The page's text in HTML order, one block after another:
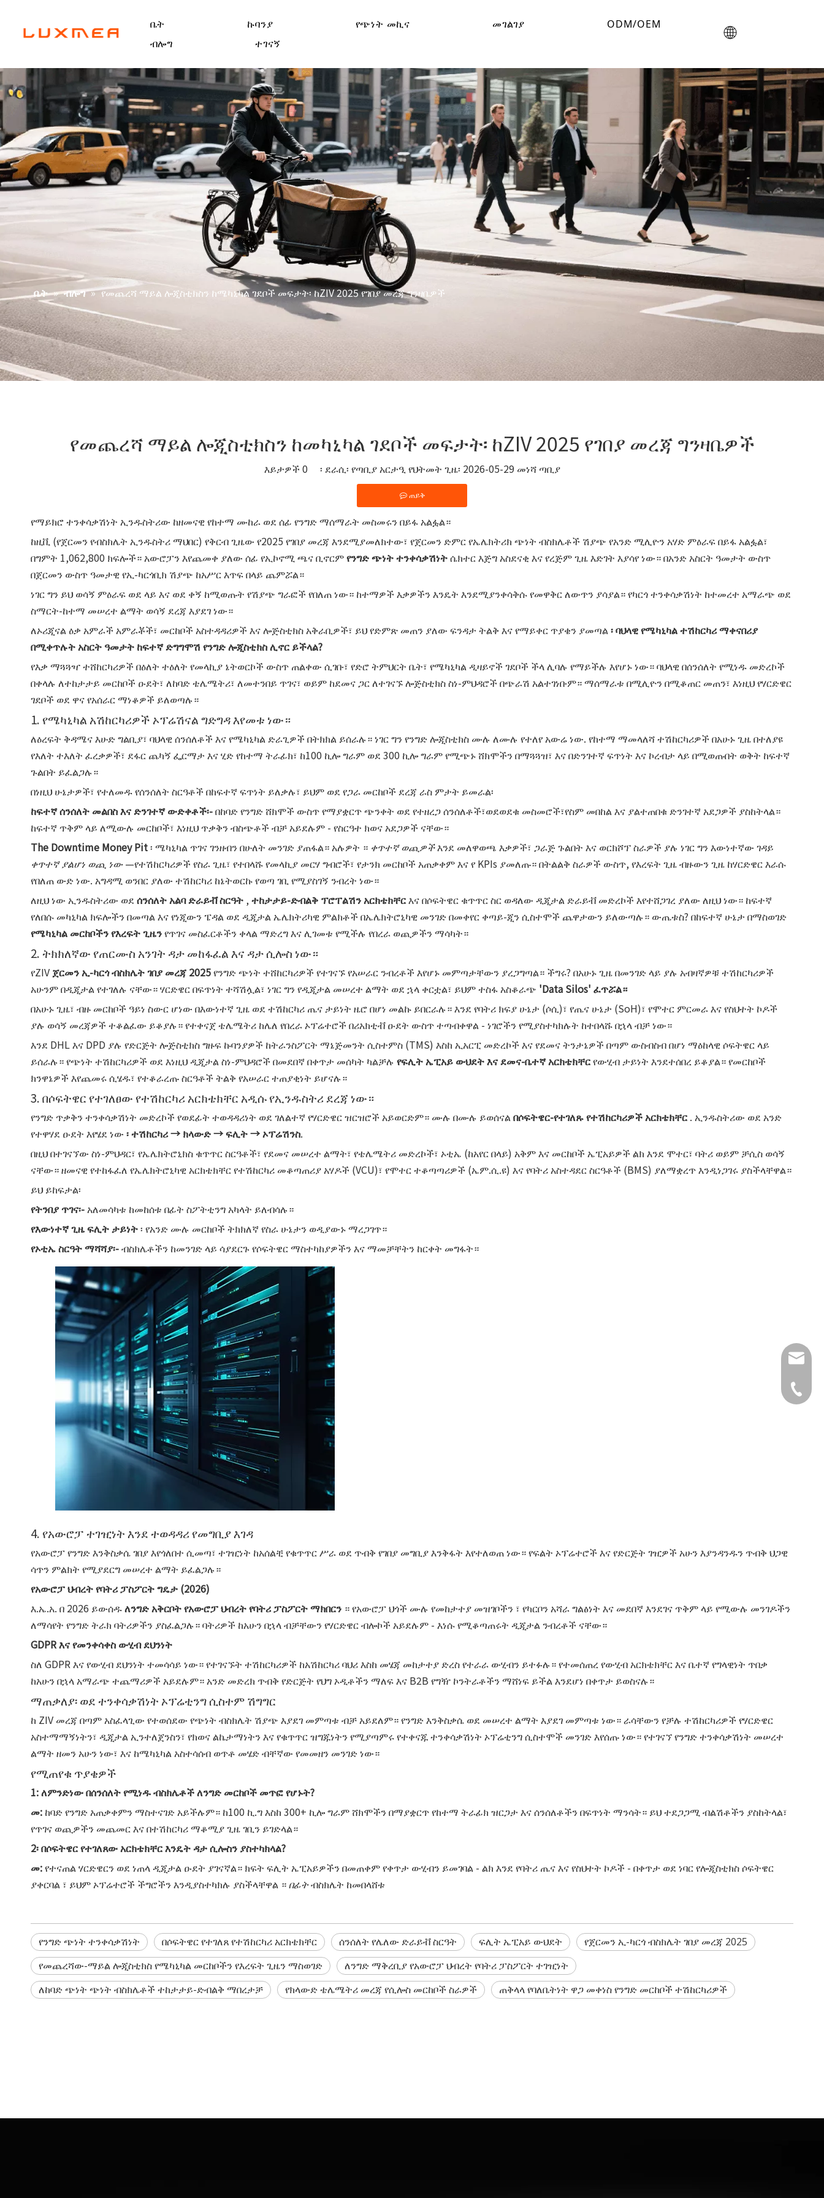
ቤት ኩባንያ የጭነት መኪና መገልገያ
ODM/OEM
ብሎግ
ተገናኝ
ቤት » ብሎግ » የመጨረሻ ማይል ሎጂስቲክስን ከሜካኒካል ገደቦች መፍታት፡ ከZIV 2025 የገበያ መረጃ ግንዛቤዎች
የመጨረሻ ማይል ሎጂስቲክስን ከመካኒካል ገደቦች መፍታት፡ ከZIV 2025 የገበያ መረጃ ግንዛቤዎች
እይታዎች 0 ፡ ደራሲ፡ የጣቢያ አርታዒ የህትመት ጊዜ፡ 2026-05-29 መነሻ ጣቢያ
ጠይቅ
የማይክሮ ተንቀሳቃሽነት ኢንዱስትሪው ከዘመናዊ የከተማ ሙከራ ወደ ሰፊ የንግድ ማሰማራት መስመሩን በይፋ አልፏል።
ከዚቪ (የጀርመን የብስክሌት ኢንዱስትሪ ማህበር) የቅርብ ጊዜው የ2025 የገበያ መረጃ እንደሚያመለክተው፣ የጀርመን ድምር የኤሌክትሪክ ጭነት ብስክሌቶች ሽያጭ የአንድ ሚሊዮን አሃድ ምዕራፍ በይፋ አልፏል፣
በግምት 1,062,800 ክፍሎች። አውሮፓን እየጨመቀ ያለው ሰፊ የኢኮኖሚ ጫና ቢኖርምየንግድ ጭነት ተንቀሳቃሽነትሴክተር እጅግ አስደናቂ እና የረጅም ጊዜ እድገት እያሳየ ነው። በአንድ አስርት ዓመታት ውስጥ
በጀርመን ውስጥ ዓመታዊ የኢ-ካርጎቢክ ሽያጭ ከአሥር እጥፍ በላይ ጨምሯል።
ነገር ግን ይህ ወሳኝ ምዕራፍ ወደ ላይ እና ወደ ቀኝ ከሚወጡት የሽያጭ ግራፎች የበለጠ ነው። ከተማዎች እቃዎችን እንዴት እንደሚያንቀሳቅሱ የመዋቅር ለውጥን ያሳያል። የካርጎ ተንቀሳቃሽነት ከተመረተ አማራጭ ወደ
ስማርት-ከተማ መሠረተ ልማት ወሳኝ ደረጃ እያደገ ነው።
ለኦሪጂናል ዕቃ አምራች አምራቾች፣ መርከቦች አስተዳዳሪዎች እና ሎጅስቲክስ አቅራቢዎች፣ ይህ የድምጽ መጠን ያለው ፍንዳታ ትልቅ እና የማይቀር ጥያቄን ያመጣል፡ ባህላዊ የሜካኒካል ተሽከርካሪ ማቀናበሪያ
በሚቀጥሉት አስርት ዓመታት ከፍተኛ ድግግሞሽ የንግድ ሎጂስቲክስ ሊኖር ይችላል?
የእቃ ማጓጓዣ ተሸከርካሪዎች በዕለት ተዕለት የመላኪያ ኔትወርኮች ውስጥ ጠልቀው ሲገቡ፣ የድሮ ትምህርት ቤት፣ የሜካኒካል ዲዛይኖች ገደቦች ችላ ሊባሉ የማይችሉ እየሆኑ ነው። ባህላዊ በሰንሰለት የሚነዱ መድረኮች
በቀላሉ ለተከታታይ መርከቦች ዑደት፣ ለከባድ ቴሌሜትሪ፣ ለመተንበይ ጥገና፣ ወይም ከደመና ጋር ለተገናኙ ሎጅስቲክስ ስነ-ምህዳሮች በጭራሽ አልተገነቡም። ማሰማራቱ በሚሊዮን በሚቆጠር መጠን፣ እነዚህ የሃርድዌር
ገደቦች ወደ ዋና የአሰራር ማነቆዎች ይለወጣሉ።
1. የሜካኒካል አሽከርካሪዎች ኦፕሬሽናል ግድግዳ እየመቱ ነው።
ለዕረፍት ቅዳሜና እሁድ ግልቢያ፣ ባህላዊ ሰንሰለቶች እና የሜካኒካል ድራጊዎች በትክክል ይሰራሉ። ነገር ግን የንግድ ሎጂስቲክስ ሙሉ ለሙሉ የተለየ አውሬ ነው. የከተማ ማመላለሻ ተሽከርካሪዎች በአሁኑ ጊዜ በተለያዩ
የእለት ተእለት ፈረቃዎች፣ ደፋር ጨካኝ ፌርማታ እና ሂድ የከተማ ትራፊክ፣ ከ100 ኪሎ ግራም ወደ 300 ኪሎ ግራም የሚጭኑ ሸክሞችን በማጓጓዝ፣ እና በድንገተኛ ፍጥነት እና ኮረብታ ላይ በሚወጡበት ወቅት ከፍተኛ
ጉልበት ይፈልጋሉ።
በነዚህ ሁኔታዎች፣ የተለመዱ የሰንሰለት ስርዓቶች በከፍተኛ ፍጥነት ይለቃሉ፣ ይህም ወደ የጋራ መርከቦች ደረጃ ራስ ምታት ይመራል፡
ከፍተኛ ሰንሰለት መልበስ እና ድንገተኛ ውድቀቶች፡-በከባድ የንግድ ሸክሞች ውስጥ የማያቋርጥ ጭንቀት ወደ የተዘረጋ ሰንሰለቶች፣ወደወደቁ መስመሮች፣የስም መበከል እና ያልተጠበቁ ድንገተኛ አደጋዎች ያስከትላል።
ከፍተኛ ጥቅም ላይ ለሚውሉ መርከቦች፣ እነዚህ ጥቃቅን ብስጭቶች ብቻ አይደሉም - የስርዓተ ክወና አደጋዎች ናቸው።
The Downtime Money Pit፡ ሜካኒካል ጥገና ገንዘብን በሁለት መንገድ ያጠፋል። አሉዎት ። ቀጥተኛ ወጪዎችእንደ መለዋወጫ እቃዎች፣ ጋራጅ ጉልበት እና ወርክሾፕ ስራዎች ያሉ ነገር ግን እውነተኛው ገዳይ
ቀጥተኛ ያልሆነ ወጪ ነው—የተሽከርካሪዎች የስራ ጊዜ፣ የተበላሹ የመላኪያ መርሃ ግብሮች፣ የታንክ መርከቦች አጠቃቀም እና የ KPIs ያመለጡ። በትልልቅ ስራዎች ውስጥ, የእረፍት ጊዜ ብዙውን ጊዜ ከሃርድዌር እራሱ
የበለጠ ውድ ነው. አግዳሚ ወንበር ያለው ተሽከርካሪ ከኔትወርኩ የወጣ ገቢ የሚያስገኝ ንብረት ነው።
ለዚህ ነው ኢንዱስትሪው ወደ ሰንሰለት አልባ ድራይቭ ስርዓት ,ተከታታይ-ድብልቅ ፕሮፐልሽን አርክቴክቸርእና በሶፍትዌር ቁጥጥር ስር ወዳለው ዲጂታል ድራይቭ መድረኮች እየተሸጋገረ ያለው ለዚህ ነው። ከፍተኛ
የለበሱ መካኒካል ክፍሎችን በመጣል እና የነጂውን ፔዳል ወደ ዲጂታል ኤሌክትሪካዊ ምልክቶች በኤሌክትሮኒካዊ መንገድ በመቀየር ቀጣይ-ጂን ሲስተሞች ጨዋታውን ይለውጣሉ። ውጤቱስ? በከፍተኛ ሁኔታ በማስወገድ
የሜካኒካል መርከቦችን የእረፍት ጊዜንየጥገና መስፈርቶችን ቀላል ማድረግ እና ሊገመቱ የሚችሉ የበረራ ወጪዎችን ማሳካት።
2. ትክክለኛው የጠርሙስ አንገት ዳታ መከፋፈል እና ዳታ ሲሎስ ነው።
የZIV ጀርመን ኢ-ካርጎ ብስክሌት ገበያ መረጃ 2025የንግድ ጭነት ተሸከርካሪዎች የተገናኙ የአሠራር ንብረቶች እየሆኑ መምጣታቸውን ያረጋግጣል። ችግሩ? በአሁኑ ጊዜ በመንገድ ላይ ያሉ አብዛኛዎቹ ተሽከርካሪዎች
አሁንም በዲጂታል የተገለሉ ናቸው። ሃርድዌር በፍጥነት ተሻሽሏል፣ ነገር ግን የዲጂታል መሠረተ ልማት ወደ ኋላ ቀርቷል፣ ይህም ተስፋ አስቆራጭ 'Data Silos' ፈጥሯል።
በአሁኑ ጊዜ፣ ብዙ መርከቦች ዓይነ ስውር ሆነው በእውነተኛ ጊዜ ወደ ተሽከርካሪ ጤና ታይነት ዜሮ በሆነ መልኩ ይበርራሉ። እንደ የባትሪ ክፍያ ሁኔታ (ሶሲ)፣ የጤና ሁኔታ (SoH)፣ የሞተር ምርመራ እና የስህተት ኮዶች
ያሉ ወሳኝ መረጃዎች ተቆልፈው ይቆያሉ። የተቀናጀ ቴሌሜትሪ ከሌለ የበረራ ኦፕሬተሮች በሪአክቲቭ ዑደት ውስጥ ተጣብቀዋል - ነገሮችን የሚያስተካክሉት ከተበላሹ በኋላ ብቻ ነው።
እንደ DHL እና DPD ያሉ የድርጅት ሎጅስቲክስ ግዙፍ ኩባንያዎች ከትራንስፖርት ማኔጅመንት ሲስተምስ (TMS) እስከ ኢአርፒ መድረኮች እና የደመና ትንታኔዎች በጣም ውስብስብ በሆነ ማዕከላዊ ሶፍትዌር ላይ
ይሰራሉ። የጭነት ተሽከርካሪዎች ወደ እነዚህ ዲጂታል ስነ-ምህዳሮች በመደበኛ በቀጥታ መሰካት ካልቻሉ የፍሊት ኤፒአይ ውህደት እና ደመና-ቤተኛ አርክቴክቸርየውሂብ ታይነት እንደተሰበረ ይቆያል። የመርከቦች
ክንዋኔዎች እየጨመሩ ሲሄዱ፣ የተቆራረጡ ስርዓቶች ትልቅ የአሠራር ተጠያቂነት ይሆናሉ።
3. በሶፍትዌር የተገለፀው የተሽከርካሪ አርክቴክቸር አዲሱ የኢንዱስትሪ ደረጃ ነው።
የንግድ ጥቃቅን ተንቀሳቃሽነት መድረኮች የወደፊት ተወዳዳሪነት ወደ ገለልተኛ የሃርድዌር ዝርዝሮች አይወርድም። ሙሉ በሙሉ ይወሰናልበሶፍትዌር-የተገለጹ የተሽከርካሪዎች አርክቴክቸር. ኢንዱስትሪው ወደ አንድ
የተዋሃደ ዑደት እየሄደ ነው ፡ ተሽከርካሪ → ክላውድ → ፍሊት → ኦፕሬሽንስ.
በዚህ በተገናኘው ስነ-ምህዳር፣ የኤሌክትሮኒክስ ቁጥጥር ስርዓቶች፣ የደመና መሠረተ ልማት፣ የቴሌሜትሪ መድረኮች፣ ኦቲኤ (ከአየር በላይ) አቅም እና መርከቦች ኤፒአይዎች ልክ እንደ ሞተር፣ ባትሪ ወይም ቻሲስ ወሳኝ
ናቸው። ዘመናዊ የተከፋፈለ የኤሌክትሮኒካዊ አርክቴክቸር የተሽከርካሪ መቆጣጠሪያ አሃዶች (VCU)፣ የሞተር ተቆጣጣሪዎች (ኤም.ሲ.ዩ) እና የባትሪ አስተዳደር ስርዓቶች (BMS) ያለማቋረጥ እንዲነጋገሩ ያስችላቸዋል።
ይህ ይከፍታል፡
የትንበያ ጥገና፡-አለመሳካቱ ከመከሰቱ በፊት ስፖትቲንግ አካላት ይለብሳሉ።
የእውነተኛ ጊዜ ፍሊት ታይነት፡ የአንድ ሙሉ መርከቦች ትክክለኛ የስራ ሁኔታን ወዲያውኑ ማረጋገጥ።
የኦቲኤ ስርዓት ማሻሻያ፡-ብስክሌቶችን ከመንገድ ላይ ሳያደርጉ የሶፍትዌር ማስተካከያዎችን እና ማመቻቸትን ከርቀት መግፋት።
4. የአውሮፓ ተገዢነት እንደ ተወዳዳሪ የመግቢያ እገዳ
የአውሮፓ የንግድ እንቅስቃሴ ገበያ እየጎለበተ ሲመጣ፣ ተገዢነት ከአሰልቺ የቁጥጥር ሥራ ወደ ጥብቅ የገበያ መግቢያ እንቅፋት እየተለወጠ ነው። የፍልት ኦፕሬተሮች እና የድርጅት ገዢዎች አሁን እያንዳንዱን ጥብቅ ህጋዊ
ሳጥን ምልክት የሚያደርግ መሠረተ ልማት ይፈልጋሉ።
የአውሮፓ ህብረት የባትሪ ፓስፖርት ግዴታ (2026)
እ.ኤ.አ. በ 2026 ይውሰዱለንግድ አቅርቦት የአውሮፓ ህብረት የባትሪ ፓስፖርት ማክበርን ። የአውሮፓ ህጎች ሙሉ የመከታተያ መዝገቦችን ፣ የካርቦን አሻራ ግልፅነት እና መደበኛ እንደገና ጥቅም ላይ የሚውሉ መንገዶችን
ለማሳየት የንግድ ትራክ ባትሪዎችን ያስፈልጋሉ። ባትሪዎች ከአሁን በኋላ ብቻቸውን የሃርድዌር ብሎኮች አይደሉም - እነሱ የሚቆጣጠሩት ዲጂታል ንብረቶች ናቸው።
GDPR እና የመንቀሳቀስ ውሂብ ደህንነት
ስለ GDPR እና የውሂብ ደህንነት ተመሳሳይ ነው። የተገናኙት ተሽከርካሪዎች ከአሽከርካሪ ባህሪ እስከ መሄጃ መከታተያ ድረስ የተራራ ውሂብን ይተፉሉ። የተመሰጠረ የውሂብ አርክቴክቸር እና ቤተኛ የግላዊነት ጥበቃ
ከአሁን በኋላ አማራጭ ተጨማሪዎች አይደሉም። አንድ መድረክ ጥብቅ የድርጅት የህግ ኦዲቶችን ማለፍ እና B2B የግዥ ኮንትራቶችን ማሸነፍ ይችል እንደሆነ በቀጥታ ይወስናሉ።
ማጠቃለያ፡ ወደ ተንቀሳቃሽነት ኦፕሬቲንግ ሲስተም ሽግግር
ከ ZIV መረጃ በጣም አስፈላጊው የተወሰደው የጭነት ብስክሌት ሽያጭ እያደገ መምጣቱ ብቻ አይደለም። የንግድ እንቅስቃሴ ወደ መሠረተ ልማት እያደገ መምጣቱ ነው። ራሳቸውን የቻሉ ተሽከርካሪዎች የሃርድዌር
አስተማማኝነትን፣ ዲጂታል ኢንተለጀንስን፣ የክወና ልኬታማነትን እና የቁጥጥር ዝግጁነትን የሚያጣምሩ የተቀናጁ ተንቀሳቃሽነት ኦፕሬቲንግ ሲስተሞች መንገድ እየሰጡ ነው። የተገናኘ የንግድ ተንቀሳቃሽነት መሠረተ
ልማት ዘመን አሁን ነው፣ እና ከሜካኒካል አስተሳሰብ ወጥቶ መሄድ ብቸኛው የመመዘን መንገድ ነው።
የሚጠየቁ ጥያቄዎች
1: ለምንድነው በሰንሰለት የሚነዱ ብስክሌቶች ለንግድ መርከቦች መጥፎ የሆኑት?
መ: ከባድ የንግድ አጠቃቀምን ማስተናገድ አይችሉም። ከ100 ኪ.ግ እስከ 300+ ኪሎ ግራም ሸክሞችን በማያቋርጥ የከተማ ትራፊክ ዝርጋታ እና ሰንሰለቶችን በፍጥነት ማንሳት። ይህ ተደጋጋሚ ብልሽቶችን ያስከትላል፣
የጥገና ወጪዎችን መጨመር እና በተሽከርካሪ ማቆሚያ ጊዜ ገቢን ይገድላል።
2፡ በሶፍትዌር የተገለጸው አርክቴክቸር እንዴት ዳታ ሲሎስን ያስተካክላል?
መ:የተናጠል ሃርድዌርን ወደ ነጠላ ዲጂታል ዑደት ያገናኛል። ክፍት ፍሊት ኤፒአይዎችን በመጠቀም የቀጥታ ውሂብን ይመገባል - ልክ እንደ የባትሪ ጤና እና የስህተት ኮዶች - በቀጥታ ወደ ነባር የሎጂስቲክስ ሶፍትዌር
ያቀርባል ፣ ይህም ኦፕሬተሮች ችግሮችን እንዲያስተካክሉ ያስችላቸዋል ።በፊትብስክሌት ከመበላሸቱ
የንግድ ጭነት ተንቀሳቃሽነት በሶፍትዌር የተገለጸ የተሽከርካሪ አርክቴክቸር ሰንሰለት የሌለው ድራይቭ ስርዓት ፍሊት ኤፒአይ ውህደት
የጀርመን ኢ-ካርጎ ብስክሌት ገበያ መረጃ 2025
የመጨረሻው-ማይል ሎጂስቲክስ የሜካኒካል መርከቦችን የእረፍት ጊዜን ማስወገድ
ለንግድ ማቅረቢያ የአውሮፓ ህብረት የባትሪ ፓስፖርት ተገዢነት
ለከባድ ጭነት ጭነት ብስክሌቶች ተከታታይ-ድብልቅ ማበረታቻ
የክላውድ ቴሌሜትሪ መረጃ የሲሎስ መርከቦች ስራዎች ጠቅላላ የባለቤትነት ዋጋ መቀነስ የንግድ መርከቦች ተሽከርካሪዎች
+49